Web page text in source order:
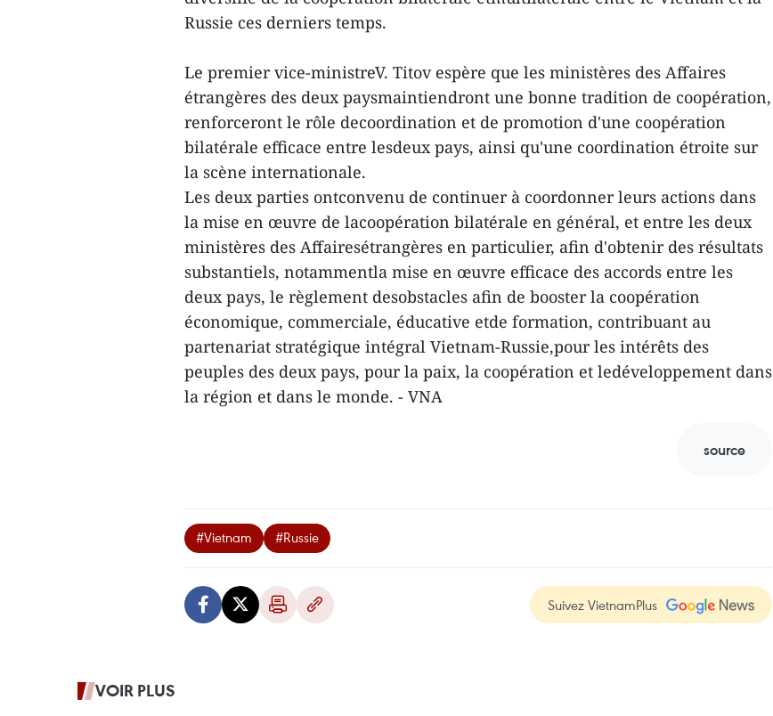
Russie ces derniers temps.
Le premier vice-ministreV. Titov espère que les ministères des Affaires
étrangères des deux paysmaintiendront une bonne tradition de coopération,
renforceront le rôle decoordination et de promotion d'une coopération
bilatérale efficace entre lesdeux pays, ainsi qu'une coordination étroite sur
la scène internationale.
Les deux parties ontconvenu de continuer à coordonner leurs actions dans
la mise en œuvre de lacoopération bilatérale en général, et entre les deux
ministères des Affairesétrangères en particulier, afin d'obtenir des résultats
substantiels, notammentla mise en œuvre efficace des accords entre les
deux pays, le règlement desobstacles afin de booster la coopération
économique, commerciale, éducative etde formation, contribuant au
partenariat stratégique intégral Vietnam-Russie,pour les intérêts des
peuples des deux pays, pour la paix, la coopération et ledéveloppement dans
la région et dans le monde. - VNA
source
#Vietnam #Russie
Suivez VietnamPlus
VOIR PLUS